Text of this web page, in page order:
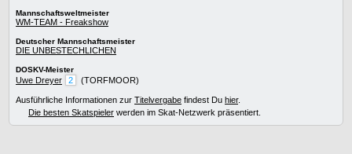
Mannschaftsweltmeister
WM-TEAM - Freakshow
Deutscher Mannschaftsmeister
DIE UNBESTECHLICHEN
DOSKV-Meister
Uwe Dreyer 2 (TORFMOOR)
Ausführliche Informationen zur Titelvergabe findest Du hier.
Die besten Skatspieler werden im Skat-Netzwerk präsentiert.